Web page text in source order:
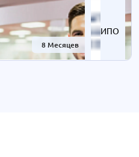
ИПО
8 Месяцев -58%